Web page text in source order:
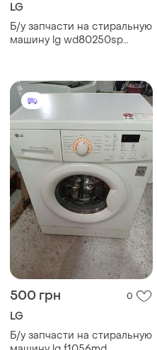
LG
Б/у запчасти на стиральную
машину lg wd80250sp
запчасти на стиральную
машину lg
500 грн 0
LG
Б/у запчасти на стиральную